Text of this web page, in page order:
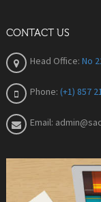
CONTACT US
Head Office: No
Phone: (+1) 857
Email: